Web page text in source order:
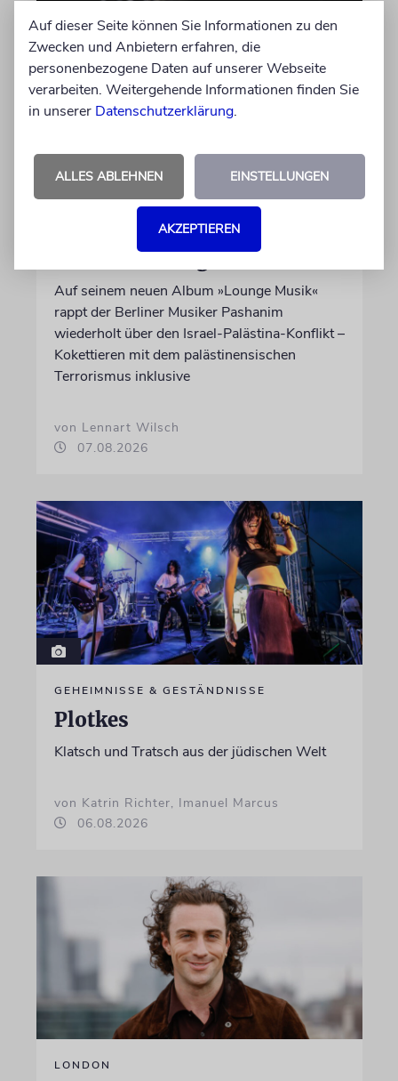
HIPHOP
Rapper Pashanim: »Free
Palestine« als
Verkaufsschlager
Auf seinem neuen Album »Lounge Musik«
rappt der Berliner Musiker Pashanim
wiederholt über den Israel-Palästina-Konflikt –
Kokettieren mit dem palästinensischen
Terrorismus inklusive
von Lennart Wilsch
07.08.2026
GEHEIMNISSE & GESTÄNDNISSE
Plotkes
Klatsch und Tratsch aus der jüdischen Welt
von Katrin Richter, Imanuel Marcus
06.08.2026
LONDON
Auf dieser Seite können Sie Informationen zu den
Zwecken und Anbietern erfahren, die
personenbezogene Daten auf unserer Webseite
verarbeiten. Weitergehende Informationen finden Sie
in unserer Datenschutzerklärung.
ALLES ABLEHNEN EINSTELLUNGEN
AKZEPTIEREN